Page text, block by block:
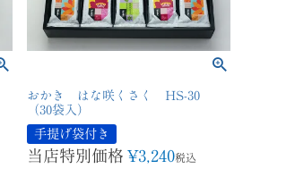
おかき はな咲くさく HS-30
（30袋入）
手提げ袋付き
当店特別価格 ¥3,240税込